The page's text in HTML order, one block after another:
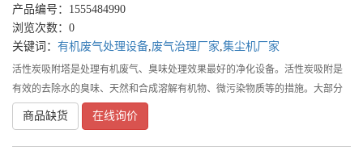
产品编号：1555484990
浏览次数：0
关键词： 有机废气处理设备,废气治理厂家,集尘机厂家
活性炭吸附塔是处理有机废气、臭味处理效果最好的净化设备。活性炭吸附是
有效的去除水的臭味、天然和合成溶解有机物、微污染物质等的措施。大部分
比较大的有机物分子、芳香族化合物、卤代炔等能牢固地吸附在活性炭表面上
或空隙中，并对腐殖质、合成有机物和低
商品缺货 在线询价